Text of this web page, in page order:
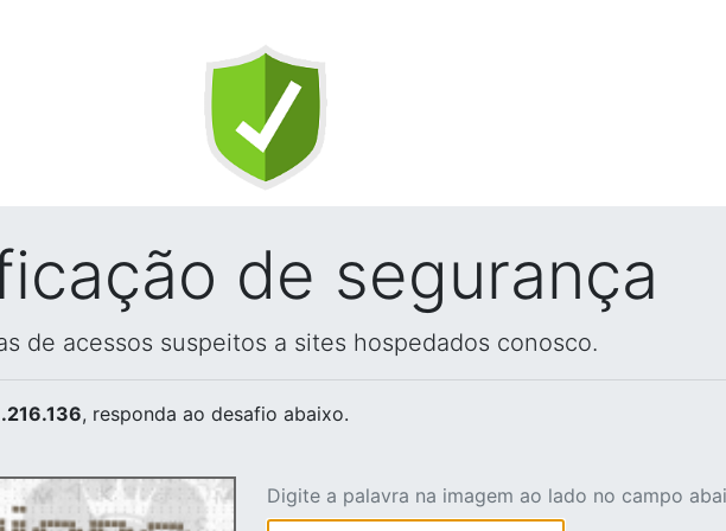
de segurança
de acessos suspeitos a sites hospedados conosco.
, responda ao desafio abaixo.
Digite a palavra na imagem ao lado no campo